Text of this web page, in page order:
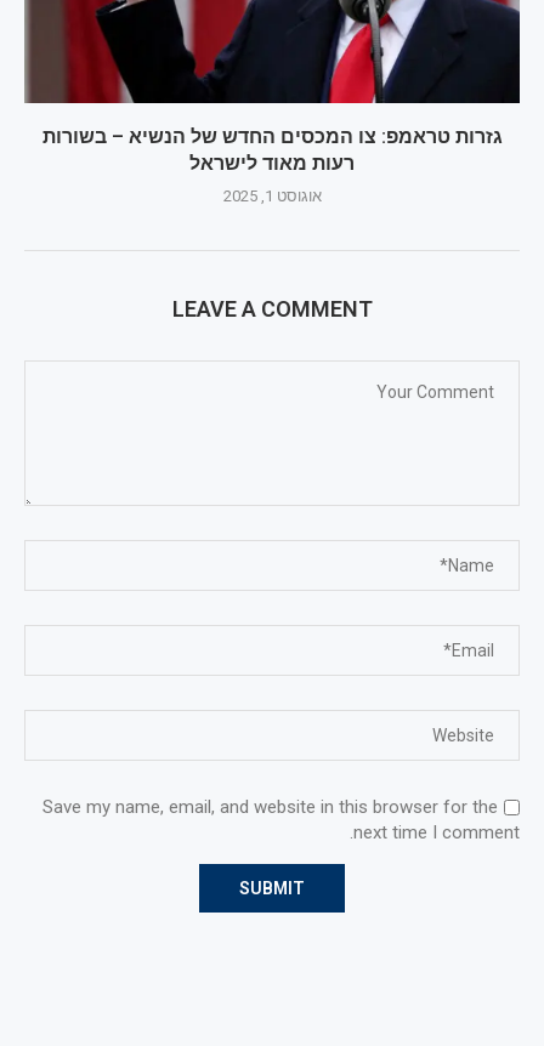
גזרות טראמפ: צו המכסים החדש של הנשיא – בשורות
רעות מאוד לישראל
אוגוסט 1, 2025
LEAVE A COMMENT
Save my name, email, and website in this browser for the
next time I comment.